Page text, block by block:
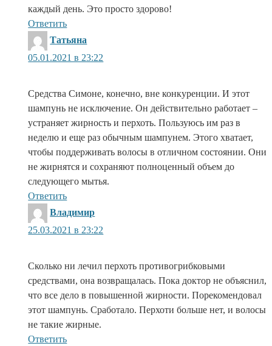
каждый день. Это просто здорово!
Ответить
Татьяна
05.01.2021 в 23:22
Средства Симоне, конечно, вне конкуренции. И этот
шампунь не исключение. Он действительно работает –
устраняет жирность и перхоть. Пользуюсь им раз в
неделю и еще раз обычным шампунем. Этого хватает,
чтобы поддерживать волосы в отличном состоянии. Они
не жирнятся и сохраняют полноценный объем до
следующего мытья.
Ответить
Владимир
25.03.2021 в 23:22
Сколько ни лечил перхоть противогрибковыми
средствами, она возвращалась. Пока доктор не объяснил,
что все дело в повышенной жирности. Порекомендовал
этот шампунь. Сработало. Перхоти больше нет, и волосы
не такие жирные.
Ответить